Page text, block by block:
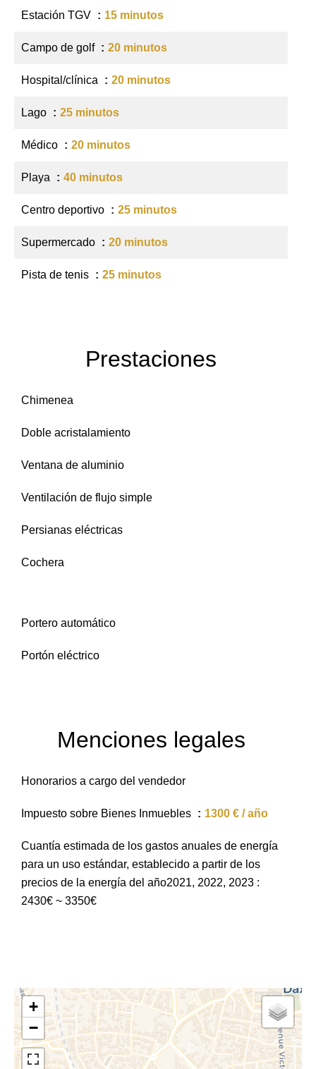
Estación TGV 15 minutos
Campo de golf 20 minutos
Hospital/clínica 20 minutos
Lago 25 minutos
Médico 20 minutos
Playa 40 minutos
Centro deportivo 25 minutos
Supermercado 20 minutos
Pista de tenis 25 minutos
Prestaciones
Chimenea
Doble acristalamiento
Ventana de aluminio
Ventilación de flujo simple
Persianas eléctricas
Cochera
Portero automático
Portón eléctrico
Menciones legales
Honorarios a cargo del vendedor
Impuesto sobre Bienes Inmuebles 1300 € / año
Cuantía estimada de los gastos anuales de energía
para un uso estándar, establecido a partir de los
precios de la energía del año2021, 2022, 2023 :
2430€ ~ 3350€
+
−